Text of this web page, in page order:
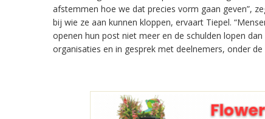
afstemmen hoe we dat precies vorm gaan geven”,
bij wie ze aan kunnen kloppen, ervaart Tiepel.
openen hun post niet meer en de schulden lopen
organisaties en in gesprek met deelnemers, onder de